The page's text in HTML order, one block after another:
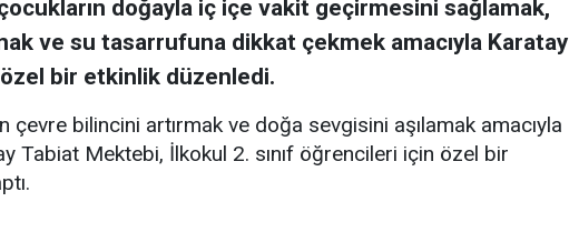
doğayla iç içe vakit geçirmesini sağlamak,
ve su tasarrufuna dikkat çekmek amacıyla Karatay
bir etkinlik düzenledi.
çevre bilincini artırmak ve doğa sevgisini aşılamak amacıyla
Tabiat Mektebi, İlkokul 2. sınıf öğrencileri için özel bir